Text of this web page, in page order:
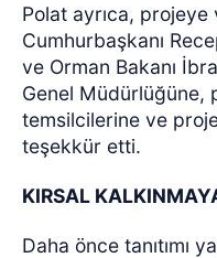
Polat ayrıca, projeye
Cumhurbaşkanı
ve Orman Bakanı
Genel Müdürlüğüne,
temsilcilerine ve
teşekkür etti.
KIRSAL
Daha önce tanıtımı